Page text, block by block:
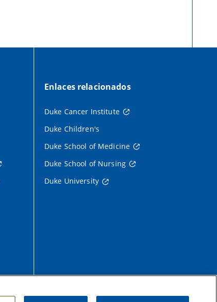
Enlaces relacionados
Duke Cancer Institute
Duke Children's
Duke School of Medicine
Duke School of Nursing
Duke University